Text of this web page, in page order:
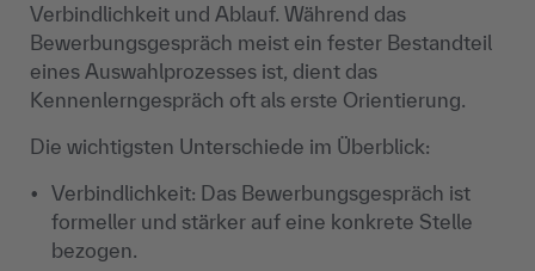
Verbindlichkeit und Ablauf. Während das
Bewerbungsgespräch meist ein fester Bestandteil
eines Auswahlprozesses ist, dient das
Kennenlerngespräch oft als erste Orientierung.
Die wichtigsten Unterschiede im Überblick:
Verbindlichkeit: Das Bewerbungsgespräch ist
formeller und stärker auf eine konkrete Stelle
bezogen.